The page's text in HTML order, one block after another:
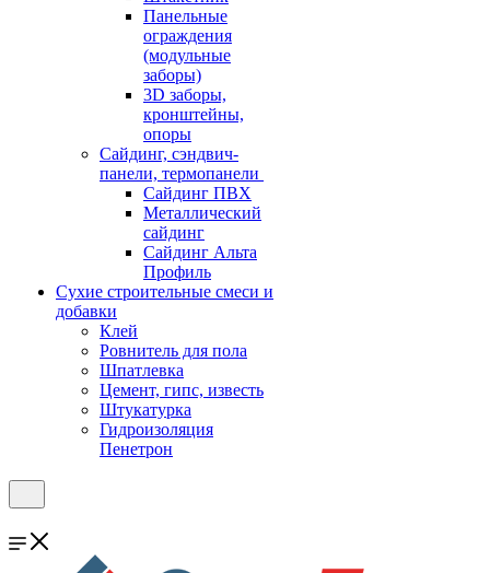
Панельные
ограждения
(модульные
заборы)
3D заборы,
кронштейны,
опоры
Cайдинг, сэндвич-
панели, термопанели
Сайдинг ПВХ
Металлический
сайдинг
Сайдинг Альта
Профиль
Сухие строительные смеси и
добавки
Клей
Ровнитель для пола
Шпатлевка
Цемент, гипс, известь
Штукатурка
Гидроизоляция
Пенетрон